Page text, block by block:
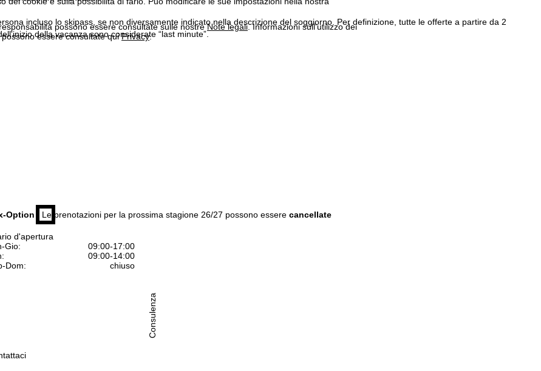
possono essere consultate sulle nostreNote legali. Informazioni sull'utilizzo dei
essere consultate quiPrivacy.
d'apertura
Gio:
09:00-17:00
09:00-14:00
Dom:
chiuso
Consulenza
incluso lo skipass, se non diversamente indicato nella descrizione del soggiorno. Per definizione, tutte le offerte a partire da 2
della vacanza sono considerate “last minute”.
Option | Le prenotazioni per la prossima stagione 26/27 possono essere cancellate